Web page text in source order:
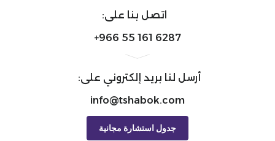
اتصل بنا على:
6287 161 55 966+
أرسل لنا بريد إلكتروني على:
info@tshabok.com
جدول استشارة مجانية